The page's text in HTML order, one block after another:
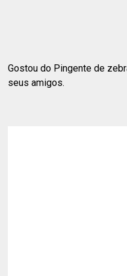
Gostou do Pingente de
seus amigos.